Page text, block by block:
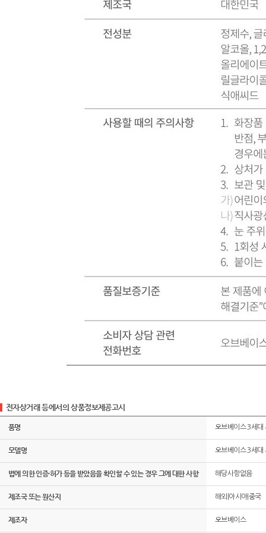
전자상거래 등에서의 상품정보제공고시
품명 오브베이스 3세대
모델명 오브베이스 3세대
법에 의한 인증·허가 등을 받았음을 확인할 수 있는 경우 그에 대한 사항 해당사항없음
제조국 또는 원산지 해외|아시아|중국
제조자 오브베이스